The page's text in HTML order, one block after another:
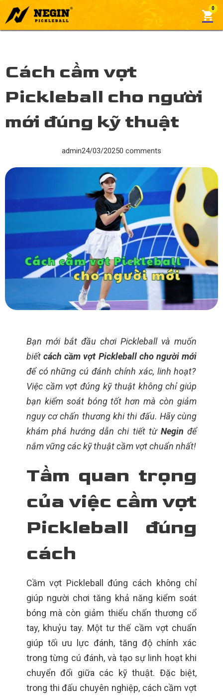
0
Cách cầm vợt
Pickleball cho người
mới đúng kỹ thuật
admin24/03/20250 comments
Bạn mới bắt đầu chơi Pickleball và muốn
biết cách cầm vợt Pickleball cho người mới
để có những cú đánh chính xác, linh hoạt?
Việc cầm vợt đúng kỹ thuật không chỉ giúp
bạn kiểm soát bóng tốt hơn mà còn giảm
nguy cơ chấn thương khi thi đấu. Hãy cùng
khám phá hướng dẫn chi tiết từNegin để
nắm vững các kỹ thuật cầm vợt chuẩn nhất!
Tầm quan trọng
của việc cầm vợt
Pickleball đúng
cách
Cầm vợt Pickleball đúng cách không chỉ
giúp người chơi tăng khả năng kiểm soát
bóng mà còn giảm thiểu chấn thương cổ
tay, khuỷu tay. Một tư thế cầm vợt chuẩn
giúp tối ưu lực đánh, tăng độ chính xác
trong từng cú đánh, và tạo sự linh hoạt khi
chuyển đổi giữa các kỹ thuật. Đặc biệt,
trong thi đấu chuyên nghiệp, cách cầm vợt